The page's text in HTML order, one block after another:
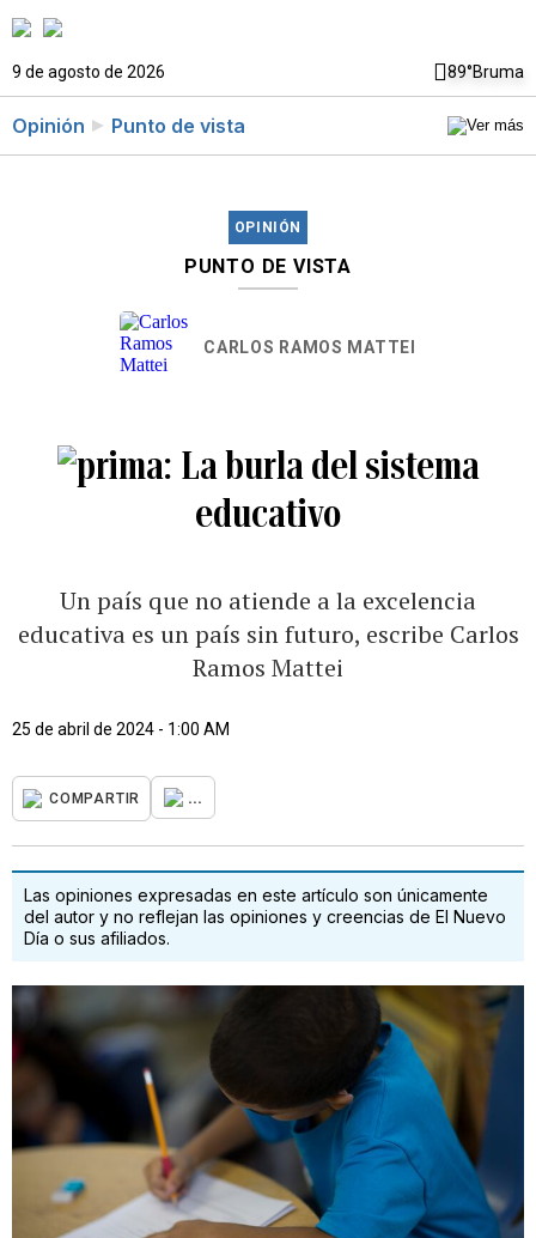
9 de agosto de 2026 89°Bruma
Opinión Punto de vista
OPINIÓN
PUNTO DE VISTA
CARLOS RAMOS MATTEI
La burla del sistema
educativo
Un país que no atiende a la excelencia
educativa es un país sin futuro, escribe Carlos
Ramos Mattei
25 de abril de 2024 - 1:00 AM
COMPARTIR ...
Las opiniones expresadas en este artículo son únicamente
del autor y no reflejan las opiniones y creencias de El Nuevo
Día o sus afiliados.